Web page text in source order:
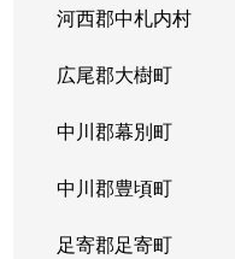
河西郡中札内村
広尾郡大樹町
中川郡幕別町
中川郡豊頃町
足寄郡足寄町